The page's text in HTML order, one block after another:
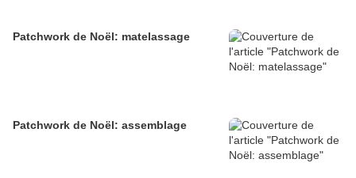
Patchwork de Noël: matelassage
Patchwork de Noël: assemblage